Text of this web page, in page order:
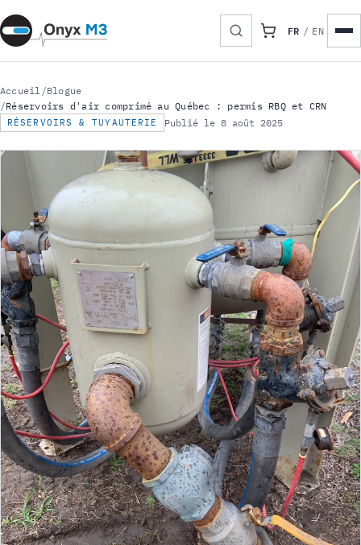
FR / EN
Accueil /Blogue
/Réservoirs d'air comprimé au Québec : permis RBQ et CRN
RÉSERVOIRS & TUYAUTERIE Publié le 8 août 2025